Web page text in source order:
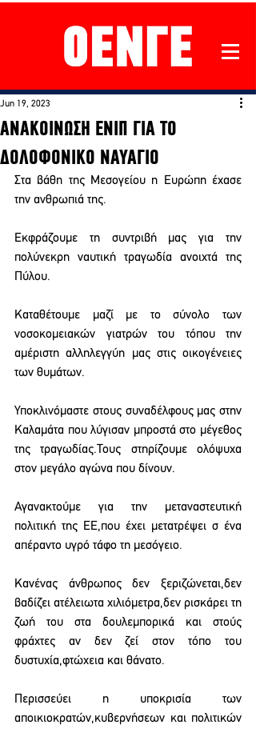
ΑΝΑΚΟΙΝΩΣΗ ΕΝΙΠ ΓΙΑ ΤΟ
ΔΟΛΟΦΟΝΙΚΟ ΝΑΥΑΓΙΟ
Jun 19, 2023
Στα βάθη της Μεσογείου η Ευρώπη έχασε
την ανθρωπιά της.
Εκφράζουμε τη συντριβή μας για την
πολύνεκρη ναυτική τραγωδία ανοιχτά της
Πύλου.
Καταθέτουμε μαζί με το σύνολο των
νοσοκομειακών γιατρών του τόπου την
αμέριστη αλληλεγγύη μας στις οικογένειες
των θυμάτων.
Υποκλινόμαστε στους συναδέλφους μας στην
Καλαμάτα που λύγισαν μπροστά στο μέγεθος
της τραγωδίας.Τους στηρίζουμε ολόψυχα
στον μεγάλο αγώνα που δίνουν.
Αγανακτούμε για την μεταναστευτική
πολιτική της ΕΕ,που έχει μετατρέψει σ ένα
απέραντο υγρό τάφο τη μεσόγειο.
Κανένας άνθρωπος δεν ξεριζώνεται,δεν
βαδίζει ατέλειωτα χιλιόμετρα,δεν ρισκάρει τη
ζωή του στα δουλεμπορικά και στούς
φράχτες αν δεν ζεί στον τόπο του
δυστυχία,φτώχεια και θάνατο.
Περισσεύει η υποκρισία των
αποικιοκρατών,κυβερνήσεων και πολιτικών